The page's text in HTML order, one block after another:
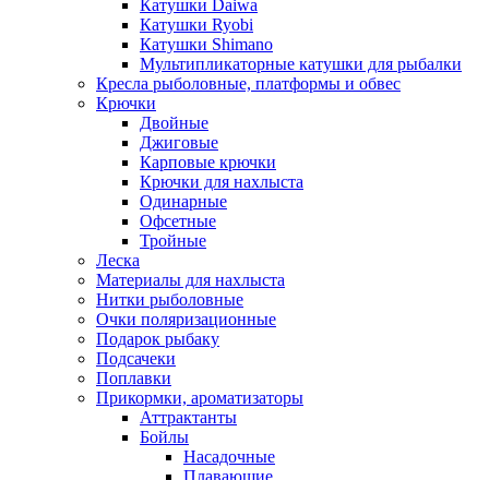
Катушки Daiwa
Катушки Ryobi
Катушки Shimano
Мультипликаторные катушки для рыбалки
Кресла рыболовные, платформы и обвес
Крючки
Двойные
Джиговые
Карповые крючки
Крючки для нахлыста
Одинарные
Офсетные
Тройные
Леска
Материалы для нахлыста
Нитки рыболовные
Очки поляризационные
Подарок рыбаку
Подсачеки
Поплавки
Прикормки, ароматизаторы
Аттрактанты
Бойлы
Насадочные
Плавающие